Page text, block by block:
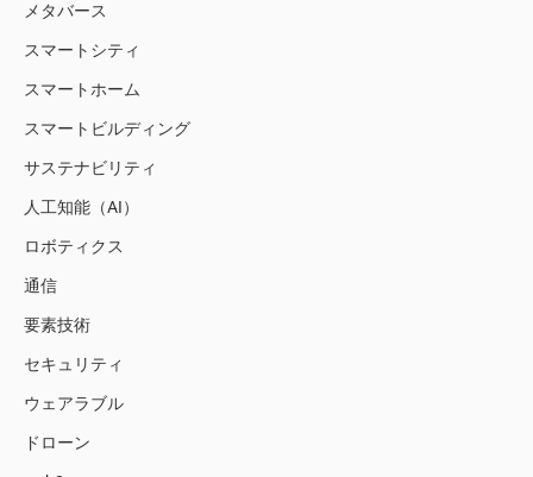
メタバース
スマートシティ
スマートホーム
スマートビルディング
サステナビリティ
人工知能（AI）
ロボティクス
通信
要素技術
セキュリティ
ウェアラブル
ドローン